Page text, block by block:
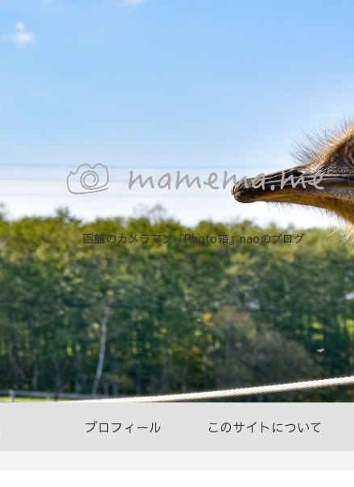
函館のカメラマン『Photo箱』naoのブログ
プロフィール このサイトについて